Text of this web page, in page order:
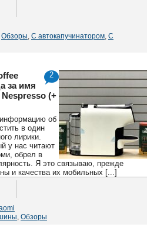
Обзоры С автокапучинатором С
2
за имя
(+
об
в один
лирики.
у нас читают
обрел в
Я это связываю, прежде
и качества их мобильных [...]
Обзоры